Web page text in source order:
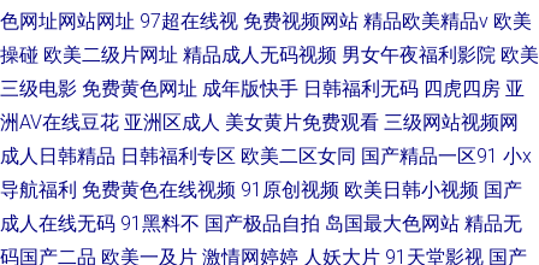
色网址网站网址 97超在线视 免费视频网站 精品欧美精品v 欧美
操碰 欧美二级片网址 精品成人无码视频 男女午夜福利影院 欧美
三级电影 免费黄色网址 成年版快手 日韩福利无码 四虎四房 亚
洲AV在线豆花 亚洲区成人 美女黄片免费观看 三级网站视频网
成人日韩精品 日韩福利专区 欧美二区女同 国产精品一区91 小x
导航福利 免费黄色在线视频 91原创视频 欧美日韩小视频 国产
成人在线无码 91黑料不 国产极品自拍 岛国最大色网站 精品无
码国产二品 欧美一及片 激情网婷婷 人妖大片 91天堂影视 国产